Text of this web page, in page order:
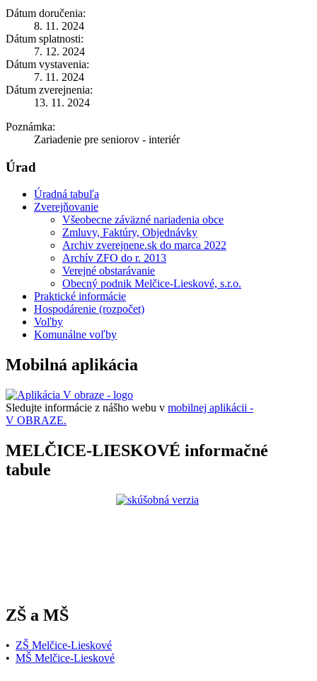
Dátum doručenia:
8. 11. 2024
Dátum splatnosti:
7. 12. 2024
Dátum vystavenia:
7. 11. 2024
Dátum zverejnenia:
13. 11. 2024
Poznámka:
Zariadenie pre seniorov - interiér
Úrad
Úradná tabuľa
Zverejňovanie
Všeobecne záväzné nariadenia obce
Zmluvy, Faktúry, Objednávky
Archiv zverejnene.sk do marca 2022
Archív ZFO do r. 2013
Verejné obstarávanie
Obecný podnik Melčice-Lieskové, s.r.o.
Praktické informácie
Hospodárenie (rozpočet)
Voľby
Komunálne voľby
Mobilná aplikácia
Sledujte informácie z nášho webu v mobilnej aplikácii -
V OBRAZE.
MELČICE-LIESKOVÉ informačné
tabule
ZŠ a MŠ
• ZŠ Melčice-Lieskové
• MŠ Melčice-Lieskové